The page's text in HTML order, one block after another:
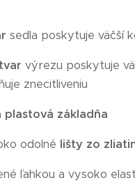
sedla poskytuje väčší
výrezu poskytuje
znecitliveniu
plastová základňa
odolné lišty zo
ľahkou a vysoko